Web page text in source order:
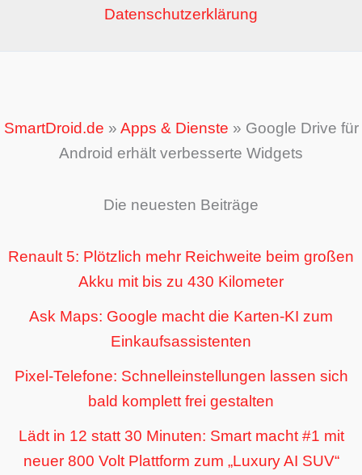
Datenschutzerklärung
SmartDroid.de » Apps & Dienste » Google Drive für
Android erhält verbesserte Widgets
Die neuesten Beiträge
Renault 5: Plötzlich mehr Reichweite beim großen
Akku mit bis zu 430 Kilometer
Ask Maps: Google macht die Karten-KI zum
Einkaufsassistenten
Pixel-Telefone: Schnelleinstellungen lassen sich
bald komplett frei gestalten
Lädt in 12 statt 30 Minuten: Smart macht #1 mit
neuer 800 Volt Plattform zum „Luxury AI SUV“